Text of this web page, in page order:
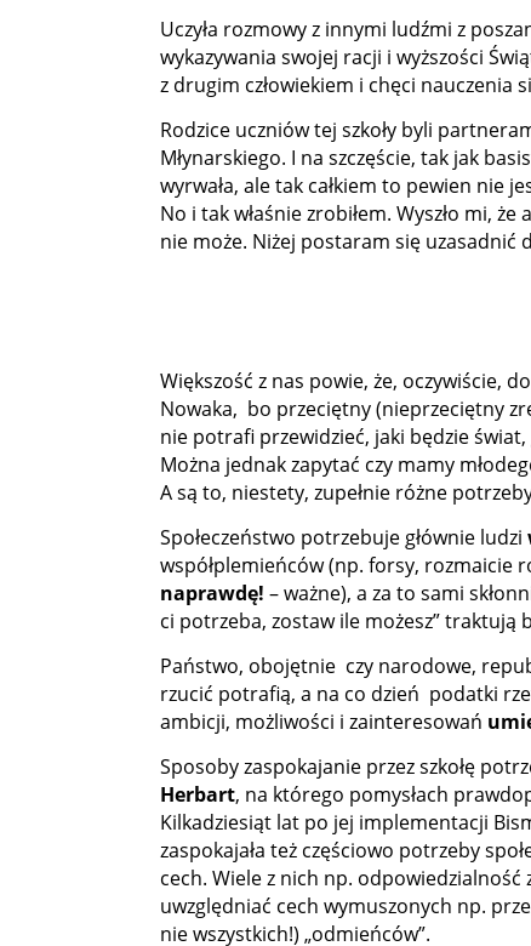
Uczyła rozmowy z innymi ludźmi z
wykazywania swojej racji i wyższości
z drugim człowiekiem i chęci nauczenia
Rodzice uczniów tej szkoły byli
Młynarskiego. I na szczęście, tak jak
wyrwała, ale tak całkiem to pewien nie
No i tak właśnie zrobiłem. Wyszło mi,
nie może. Niżej postaram się uzasadnić
Większość z nas powie, że, oczywiście,
Nowaka, bo przeciętny (nieprzeciętny
nie potrafi przewidzieć, jaki będzie
Można jednak zapytać czy mamy
A są to, niestety, zupełnie różne
Społeczeństwo potrzebuje głównie ludzi
współplemieńców (np. forsy, rozmaicie
naprawdę! – ważne), a za to sami
ci potrzeba, zostaw ile możesz” traktują
Państwo, obojętnie czy narodowe,
rzucić potrafią, a na co dzień podatki
ambicji, możliwości i zainteresowań
Sposoby zaspokajanie przez szkołę
Herbart, na którego pomysłach
Kilkadziesiąt lat po jej implementacji
zaspokajała też częściowo potrzeby
cech. Wiele z nich np. odpowiedzialność
uwzględniać cech wymuszonych np.
nie wszystkich!) „odmieńców”.